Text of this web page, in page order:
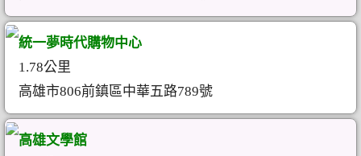
統一夢時代購物中心
1.78公里
高雄市806前鎮區中華五路789號
高雄文學館